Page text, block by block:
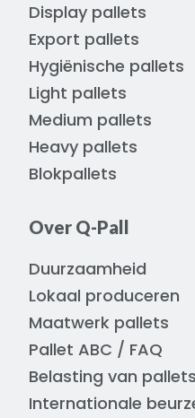
Display pallets
Export pallets
Hygiënische pallets
Light pallets
Medium pallets
Heavy pallets
Blokpallets
Over Q-Pall
Duurzaamheid
Lokaal produceren
Maatwerk pallets
Pallet ABC / FAQ
Belasting van pallets
Internationale